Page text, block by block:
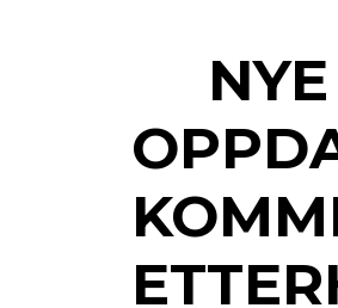
NYE